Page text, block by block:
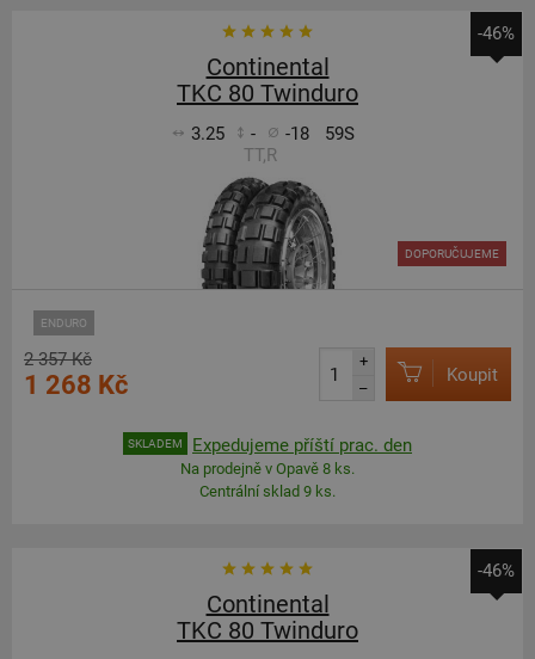
-46%
Continental
TKC 80 Twinduro
3.25 - -18
59S
TT,R
ENDURO
DOPORUČUJEME
2 357 Kč
1 268 Kč
+
–
Koupit
SKLADEM Expedujeme příští prac. den
Na prodejně v Opavě 8 ks.
Centrální sklad 9 ks.
-46%
Continental
TKC 80 Twinduro